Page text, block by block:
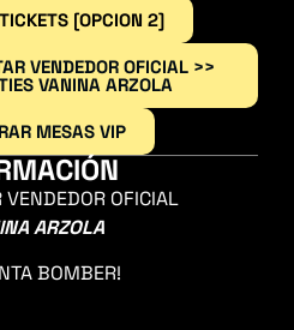
[OPCION 2]
VENDEDOR OFICIAL >>
VANINA ARZOLA
MESAS VIP
OFICIAL
ARZOLA
BOMBER!